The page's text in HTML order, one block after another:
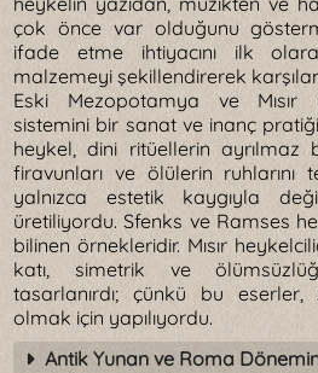
çok önce var olduğunu
ifade etme ihtiyacını ilk
malzemeyi şekillendirerek
Eski Mezopotamya ve Mısır
sistemini bir sanat ve inanç
heykel, dini ritüellerin ayrılmaz
firavunları ve ölülerin ruhlarını
yalnızca estetik kaygıyla
üretiliyordu. Sfenks ve Ramses
bilinen örnekleridir. Mısır
katı, simetrik ve
tasarlanırdı; çünkü bu
olmak için yapılıyordu.
Antik Yunan ve Roma